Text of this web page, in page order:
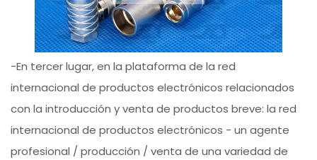
-En tercer lugar, en la plataforma de la red
internacional de productos electrónicos relacionados
con la introducción y venta de productos breve: la red
internacional de productos electrónicos - un agente
profesional / producción / venta de una variedad de